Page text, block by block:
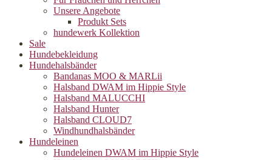
Unsere Angebote
Produkt Sets
hundewerk Kollektion
Sale
Hundebekleidung
Hundehalsbänder
Bandanas MOO & MARLii
Halsband DWAM im Hippie Style
Halsband MALUCCHI
Halsband Hunter
Halsband CLOUD7
Windhundhalsbänder
Hundeleinen
Hundeleinen DWAM im Hippie Style